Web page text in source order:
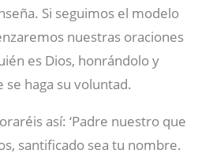
Si seguimos el modelo
nuestras oraciones
es Dios, honrándolo y
se haga su voluntad.
así: ‘Padre nuestro que
santificado sea tu nombre.